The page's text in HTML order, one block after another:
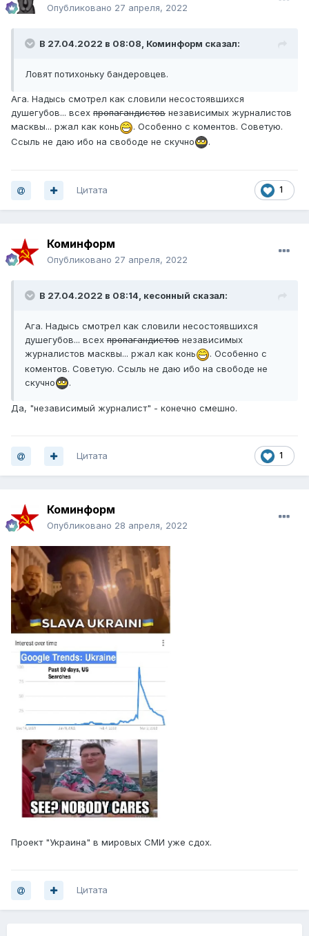
Опубликовано 27 апреля, 2022
В 27.04.2022 в 08:08, Коминформ сказал:
Ловят потихоньку бандеровцев.
Ага. Надысь смотрел как словили несостоявшихся
душегубов... всех пропагандистов независимых журналистов
масквы... ржал как конь
. Особенно с коментов. Советую.
Ссыль не даю ибо на свободе не скучно
.
1
Цитата
Коминформ
Опубликовано 27 апреля, 2022
В 27.04.2022 в 08:14, кесонный сказал:
Ага. Надысь смотрел как словили несостоявшихся
душегубов... всех пропагандистов независимых
журналистов масквы... ржал как конь
. Особенно с
коментов. Советую. Ссыль не даю ибо на свободе не
скучно
.
Да, "независимый журналист" - конечно смешно.
1
Цитата
Коминформ
Опубликовано 28 апреля, 2022
Проект "Украина" в мировых СМИ уже сдох.
Цитата